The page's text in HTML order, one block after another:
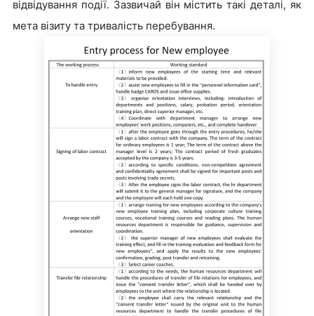
відвідування події. Зазвичай він містить такі деталі, як
мета візиту та тривалість перебування.